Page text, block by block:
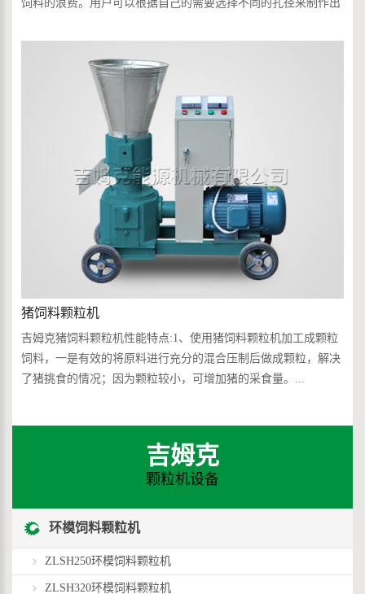
饲料的浪费。用户可以根据自己的需要选择不同的孔径来制作出
猪饲料颗粒机
吉姆克猪饲料颗粒机性能特点:1、使用猪饲料颗粒机加工成颗粒
饲料，一是有效的将原料进行充分的混合压制后做成颗粒，解决
了猪挑食的情况；因为颗粒较小，可增加猪的采食量。...
吉姆克
颗粒机设备
环模饲料颗粒机
ZLSH250环模饲料颗粒机
ZLSH320环模饲料颗粒机